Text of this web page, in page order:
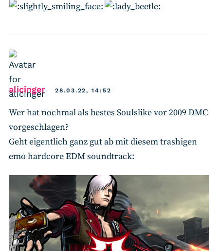
alicingersays:28.03.22, 14:52
Wer hat nochmal als bestes Soulslike vor 2009 DMC
vorgeschlagen?
Geht eigentlich ganz gut ab mit diesem trashigen
emo hardcore EDM soundtrack: